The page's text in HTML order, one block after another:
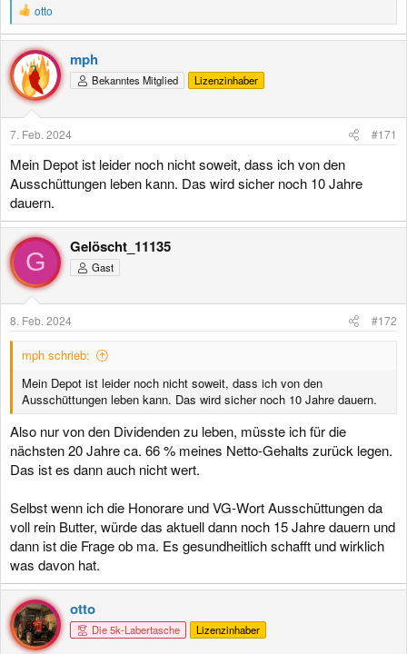
R
e
a
k
t
o
n
n
otto
mph
Bekanntes Mitglied Lizenzinhaber
7. Feb. 2024 #171
Mein Depot ist leider noch nicht soweit, dass ich von den
Ausschüttungen leben kann. Das wird sicher noch 10 Jahre
dauern.
G
Gelöscht_11135
Gast
8. Feb. 2024 #172
mph schrieb:
Mein Depot ist leider noch nicht soweit, dass ich von den
Ausschüttungen leben kann. Das wird sicher noch 10 Jahre dauern.
Also nur von den Dividenden zu leben, müsste ich für die
nächsten 20 Jahre ca. 66 % meines Netto-Gehalts zurück legen.
Das ist es dann auch nicht wert.
Selbst wenn ich die Honorare und VG-Wort Ausschüttungen da
voll rein Butter, würde das aktuell dann noch 15 Jahre dauern und
dann ist die Frage ob ma. Es gesundheitlich schafft und wirklich
was davon hat.
otto
Die 5k-Labertasche Lizenzinhaber